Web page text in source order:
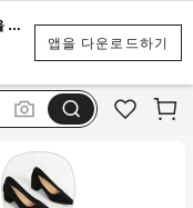
앱을 다운로드하기
SHEIN앱에서 더 많은 혜택을 받을 수 있어요.